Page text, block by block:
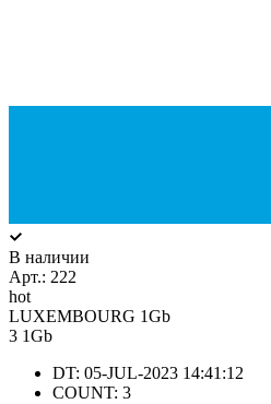
В наличии
Арт.: 222
hot
LUXEMBOURG 1Gb
3 1Gb
DT: 05-JUL-2023 14:41:12
COUNT: 3